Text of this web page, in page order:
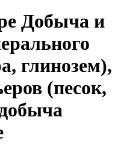
Добыча и
глинозем),
(песок,